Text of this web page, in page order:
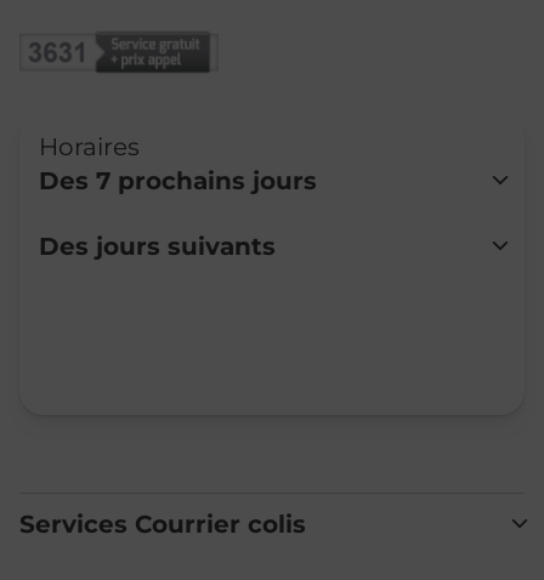
Horaires
Des 7 prochains jours
Lundi
Fermé
Des jours suivants
Services Courrier colis